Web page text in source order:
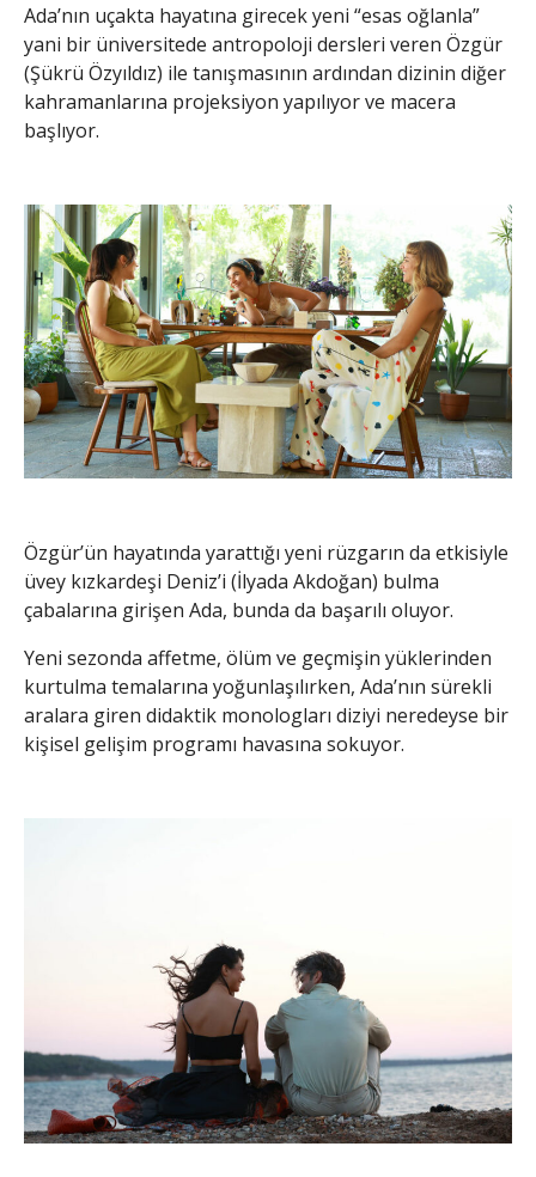
Ada’nın uçakta hayatına girecek yeni “esas oğlanla”
yani bir üniversitede antropoloji dersleri veren Özgür
(Şükrü Özyıldız) ile tanışmasının ardından dizinin diğer
kahramanlarına projeksiyon yapılıyor ve macera
başlıyor.
Özgür’ün hayatında yarattığı yeni rüzgarın da etkisiyle
üvey kızkardeşi Deniz’i (İlyada Akdoğan) bulma
çabalarına girişen Ada, bunda da başarılı oluyor.
Yeni sezonda affetme, ölüm ve geçmişin yüklerinden
kurtulma temalarına yoğunlaşılırken, Ada’nın sürekli
aralara giren didaktik monologları diziyi neredeyse bir
kişisel gelişim programı havasına sokuyor.